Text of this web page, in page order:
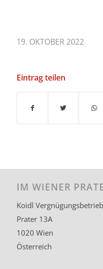
19. OKTOBER 2022
Eintrag teilen
IM WIENER
Koidl
Prater 13A
1020 Wien
Österreich